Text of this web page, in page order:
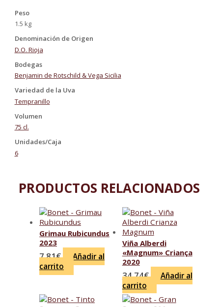
Peso
1.5 kg
Denominación de Origen
D.O. Rioja
Bodegas
Benjamin de Rotschild & Vega Sicilia
Variedad de la Uva
Tempranillo
Volumen
75 cl.
Unidades/Caja
6
PRODUCTOS RELACIONADOS
Grimau Rubicundus
2023
7.81€
Añadir al
carrito
Viña Alberdi
«Magnum» Criança
2020
34.74€
Añadir al
carrito